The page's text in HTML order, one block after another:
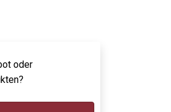
oder